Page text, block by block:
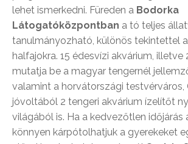
lehet ismerkedni. Füreden a Bodorka
Látogatóközpontban a tó teljes
tanulmányozható, különös tekintettel
halfajokra. 15 édesvízi akvárium, illetve
mutatja be a magyar tengernél
valamint a horvátországi testvérváros,
jóvoltából 2 tengeri akvárium ízelítőt
világából is. Ha a kedvezőtlen időjárás
könnyen kárpótolhatjuk a gyerekeket